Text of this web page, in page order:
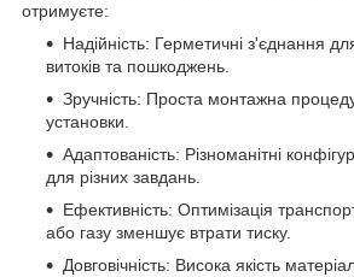
отримуєте:
Надійність: Герметичні з'єднання
витоків та пошкоджень.
Зручність: Проста монтажна
установки.
Адаптованість: Різноманітні
для різних завдань.
Ефективність: Оптимізація
або газу зменшує втрати тиску.
Довговічність: Висока якість